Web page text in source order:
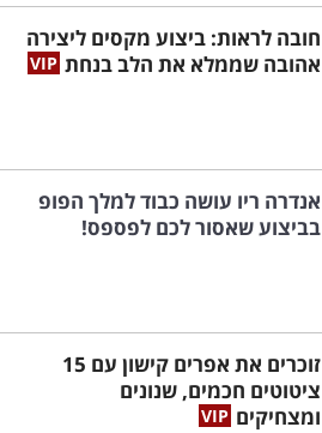
חובה לראות: ביצוע מקסים ליצירה
אהובה שממלא את הלב בנחת
אנדרה ריו עושה כבוד למלך הפופ
בביצוע שאסור לכם לפספס!
זוכרים את אפרים קישון עם 15
ציטוטים חכמים, שנונים
ומצחיקים